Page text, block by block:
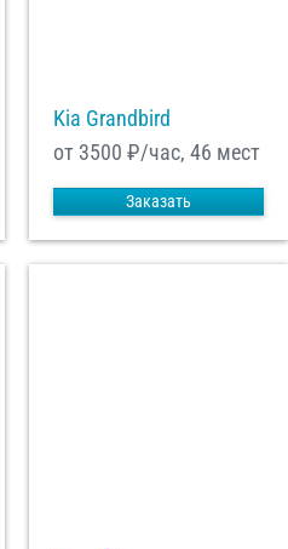
Kia Grandbird
от 3500 ₽/час, 46 мест
Заказать